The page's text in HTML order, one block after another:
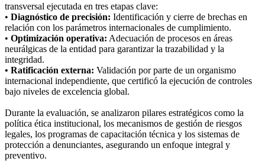
transversal ejecutada en tres etapas clave:
• Diagnóstico de precisión: Identificación y cierre de brechas en
relación con los parámetros internacionales de cumplimiento.
• Optimización operativa: Adecuación de procesos en áreas
neurálgicas de la entidad para garantizar la trazabilidad y la
integridad.
• Ratificación externa: Validación por parte de un organismo
internacional independiente, que certificó la ejecución de controles
bajo niveles de excelencia global.
Durante la evaluación, se analizaron pilares estratégicos como la
política ética institucional, los mecanismos de gestión de riesgos
legales, los programas de capacitación técnica y los sistemas de
protección a denunciantes, asegurando un enfoque integral y
preventivo.